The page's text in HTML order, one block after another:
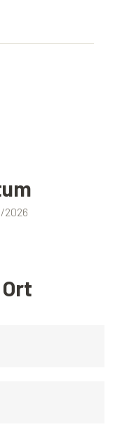
2026